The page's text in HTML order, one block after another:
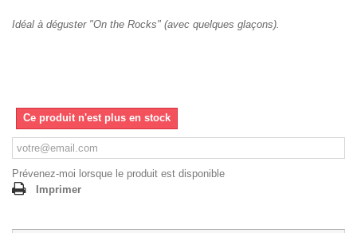
Idéal à déguster "On the Rocks" (avec quelques glaçons).
Ce produit n'est plus en stock
Prévenez-moi lorsque le produit est disponible
Imprimer